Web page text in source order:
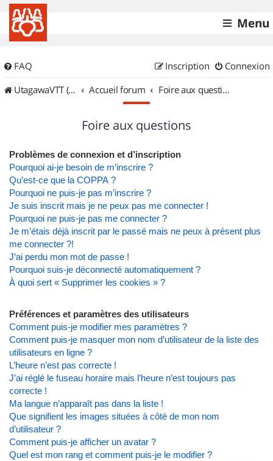
Menu
FAQ Connexion
Inscription
UtagawaVTT (Randos VTT et VTTAE avec traces GPS)
Accueil forum Foire aux questions
Foire aux questions
Problèmes de connexion et d’inscription
Pourquoi ai-je besoin de m’inscrire ?
Qu’est-ce que la COPPA ?
Pourquoi ne puis-je pas m’inscrire ?
Je suis inscrit mais je ne peux pas me connecter !
Pourquoi ne puis-je pas me connecter ?
Je m’étais déjà inscrit par le passé mais ne peux à présent plus
me connecter ?!
J’ai perdu mon mot de passe !
Pourquoi suis-je déconnecté automatiquement ?
À quoi sert « Supprimer les cookies » ?
Préférences et paramètres des utilisateurs
Comment puis-je modifier mes paramètres ?
Comment puis-je masquer mon nom d’utilisateur de la liste des
utilisateurs en ligne ?
L’heure n’est pas correcte !
J’ai réglé le fuseau horaire mais l’heure n’est toujours pas
correcte !
Ma langue n’apparaît pas dans la liste !
Que signifient les images situées à côté de mon nom
d’utilisateur ?
Comment puis-je afficher un avatar ?
Quel est mon rang et comment puis-je le modifier ?